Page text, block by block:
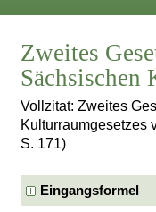
Zweites
Sächsischen
Vollzitat: Zweites
Kulturraumgesetzes
S. 171)
Eingangsformel